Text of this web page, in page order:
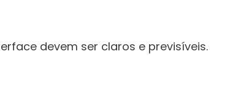
devem ser claros e previsíveis.